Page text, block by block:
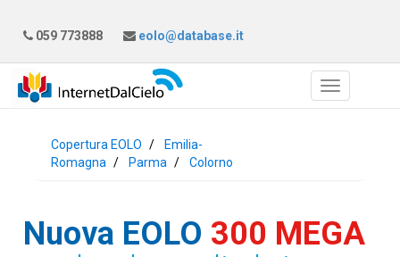
059 773888 eolo@database.it
Copertura EOLO
Emilia-
Romagna
Parma Colorno
Nuova EOLO 300 MEGA